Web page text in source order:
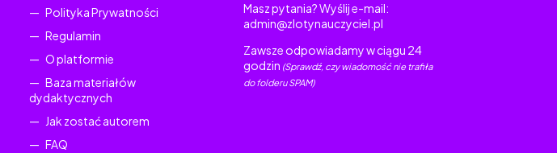
Polityka Prywatności
Regulamin
O platformie
Baza materiałów
dydaktycznych
Jak zostać autorem
FAQ
Masz pytania? Wyślij e-mail:
admin@zlotynauczyciel.pl
Zawsze odpowiadamy w ciągu 24
godzin (Sprawdź, czy wiadomość nie trafiła
do folderu SPAM)